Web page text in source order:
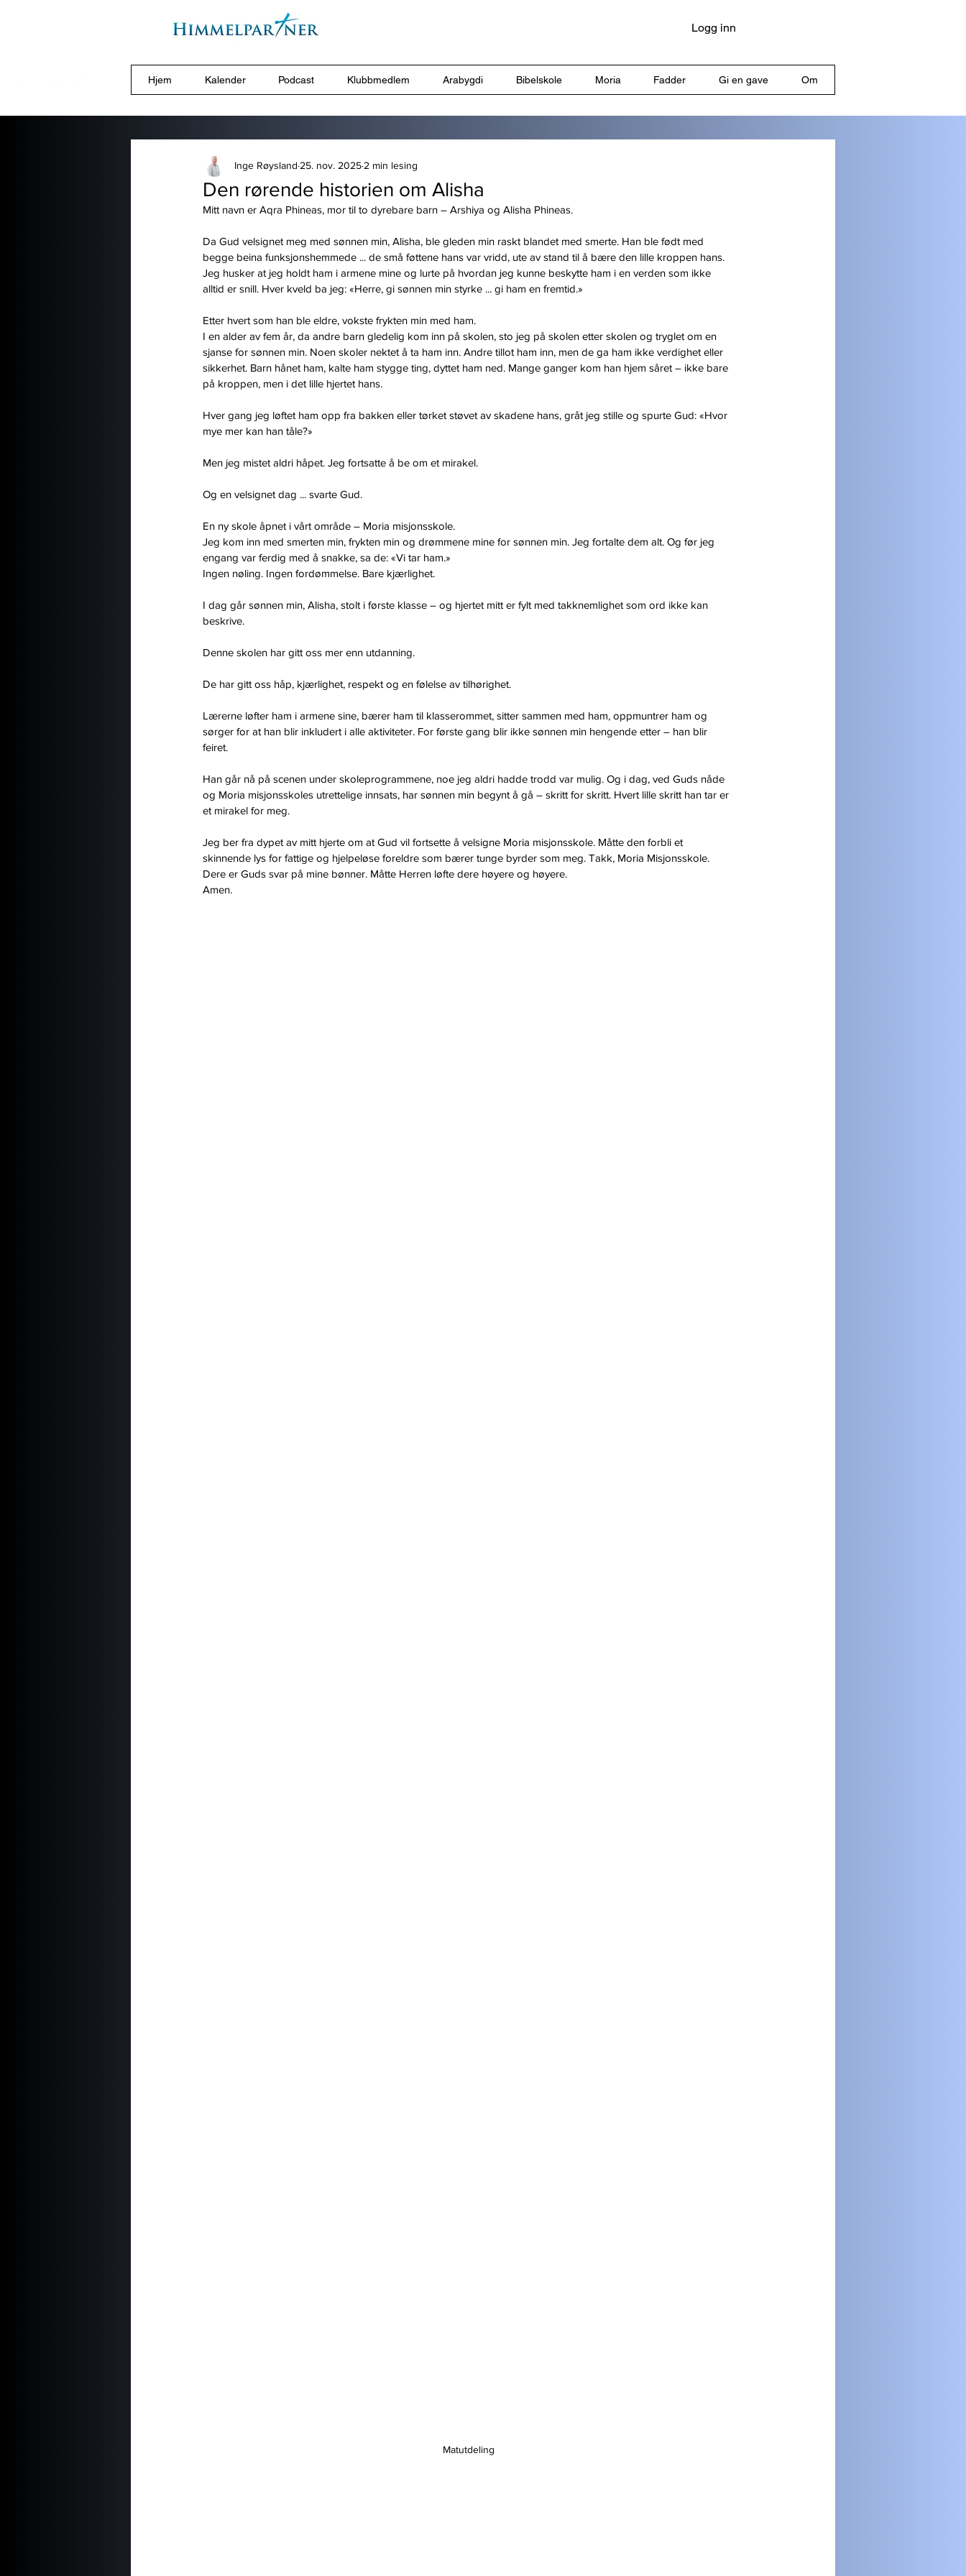
Logg inn
Hjem Kalender Podcast Klubbmedlem Arabygdi Bibelskole Moria Fadder Gi en gave Om
Den rørende historien om Alisha
Inge Røysland 25. nov. 2025 2 min lesing
Mitt navn er Aqra Phineas, mor til to dyrebare barn – Arshiya og Alisha Phineas.
Da Gud velsignet meg med sønnen min, Alisha, ble gleden min raskt blandet med smerte. Han ble født med
begge beina funksjonshemmede ... de små føttene hans var vridd, ute av stand til å bære den lille kroppen hans.
Jeg husker at jeg holdt ham i armene mine og lurte på hvordan jeg kunne beskytte ham i en verden som ikke
alltid er snill. Hver kveld ba jeg: «Herre, gi sønnen min styrke ... gi ham en fremtid.»
Etter hvert som han ble eldre, vokste frykten min med ham.
I en alder av fem år, da andre barn gledelig kom inn på skolen, sto jeg på skolen etter skolen og tryglet om en
sjanse for sønnen min. Noen skoler nektet å ta ham inn. Andre tillot ham inn, men de ga ham ikke verdighet eller
sikkerhet. Barn hånet ham, kalte ham stygge ting, dyttet ham ned. Mange ganger kom han hjem såret – ikke bare
på kroppen, men i det lille hjertet hans.
Hver gang jeg løftet ham opp fra bakken eller tørket støvet av skadene hans, gråt jeg stille og spurte Gud: «Hvor
mye mer kan han tåle?»
Men jeg mistet aldri håpet. Jeg fortsatte å be om et mirakel.
Og en velsignet dag ... svarte Gud.
En ny skole åpnet i vårt område – Moria misjonsskole.
Jeg kom inn med smerten min, frykten min og drømmene mine for sønnen min. Jeg fortalte dem alt. Og før jeg
engang var ferdig med å snakke, sa de: «Vi tar ham.»
Ingen nøling. Ingen fordømmelse. Bare kjærlighet.
I dag går sønnen min, Alisha, stolt i første klasse – og hjertet mitt er fylt med takknemlighet som ord ikke kan
beskrive.
Denne skolen har gitt oss mer enn utdanning.
De har gitt oss håp, kjærlighet, respekt og en følelse av tilhørighet.
Lærerne løfter ham i armene sine, bærer ham til klasserommet, sitter sammen med ham, oppmuntrer ham og
sørger for at han blir inkludert i alle aktiviteter. For første gang blir ikke sønnen min hengende etter – han blir
feiret.
Han går nå på scenen under skoleprogrammene, noe jeg aldri hadde trodd var mulig. Og i dag, ved Guds nåde
og Moria misjonsskoles utrettelige innsats, har sønnen min begynt å gå – skritt for skritt. Hvert lille skritt han tar er
et mirakel for meg.
Jeg ber fra dypet av mitt hjerte om at Gud vil fortsette å velsigne Moria misjonsskole. Måtte den forbli et
skinnende lys for fattige og hjelpeløse foreldre som bærer tunge byrder som meg. Takk, Moria Misjonsskole.
Dere er Guds svar på mine bønner. Måtte Herren løfte dere høyere og høyere.
Amen.
Matutdeling